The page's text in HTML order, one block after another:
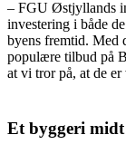
– FGU Østjyllands
investering i både
byens fremtid. Med
populære tilbud på
at vi tror på, at de
Et byggeri